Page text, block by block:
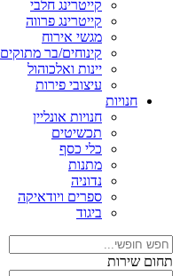
קייטרינג חלבי
קייטרינג פרווה
מגשי אירוח
קינוחים/בר מתוקים
יינות ואלכוהול
עיצובי פירות
חנויות
חנויות אונליין
תכשיטים
כלי כסף
מתנות
נדוניה
ספרים ויודאיקה
ביגוד
תחום שירות